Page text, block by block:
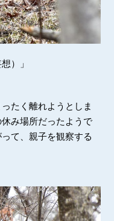
）」
たく離れようとしま
み場所だったようで
て、親子を観察する